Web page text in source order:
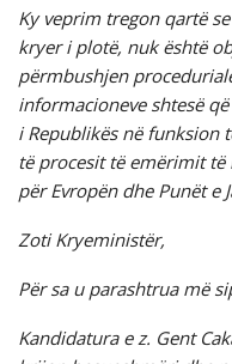
Ky veprim tregon qartë
kryer i plotë, nuk është
përmbushjen
informacioneve shtesë
i Republikës në funksion
të procesit të emërimit
për Evropën dhe Punët e
Zoti Kryeministër,
Për sa u parashtrua më
Kandidatura e z. Gent